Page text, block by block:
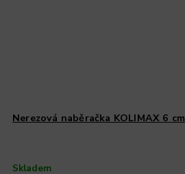
Nerezová naběračka KOLIMAX 6 cm
Skladem